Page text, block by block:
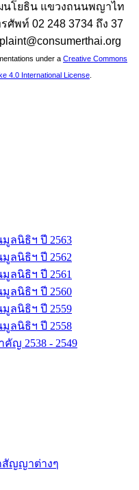
นโยธิน แขวงถนนพญาไท
ศัพท์ 02 248 3734 ถึง 37
under a Creative Commons
4.0 International License.
ลนิธิฯ ปี 2563
ลนิธิฯ ปี 2562
ลนิธิฯ ปี 2561
ลนิธิฯ ปี 2560
ลนิธิฯ ปี 2559
ลนิธิฯ ปี 2558
ญ 2538 - 2549
สัญญาต่างๆ